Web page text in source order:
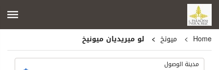
Home ميونخ
لو ميريديان ميونيخ
. مدينة الوصول